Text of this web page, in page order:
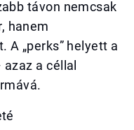
távon nemcsak
hanem
A „perks” helyett a
a céllal